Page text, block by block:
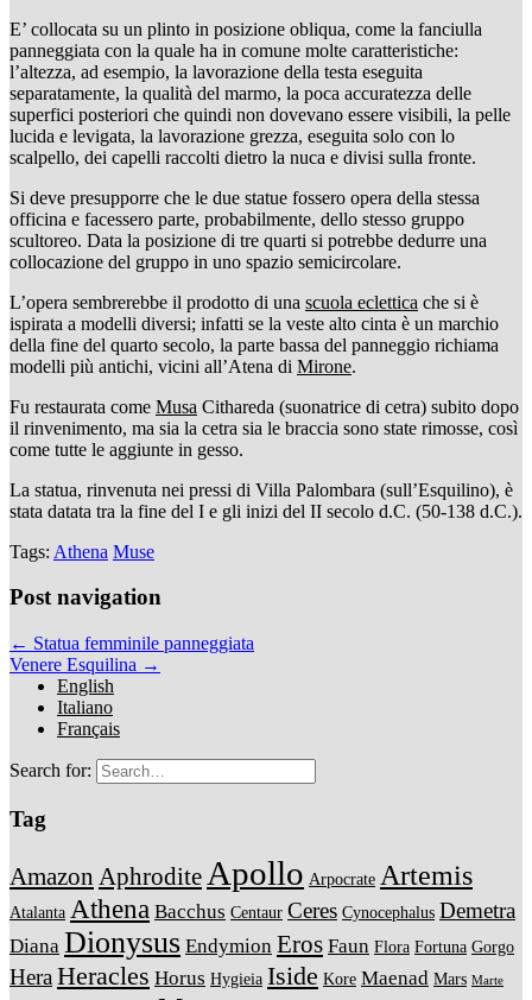
E’ collocata su un plinto in posizione obliqua, come la fanciulla
panneggiata con la quale ha in comune molte caratteristiche:
l’altezza, ad esempio, la lavorazione della testa eseguita
separatamente, la qualità del marmo, la poca accuratezza delle
superfici posteriori che quindi non dovevano essere visibili, la pelle
lucida e levigata, la lavorazione grezza, eseguita solo con lo
scalpello, dei capelli raccolti dietro la nuca e divisi sulla fronte.
Si deve presupporre che le due statue fossero opera della stessa
officina e facessero parte, probabilmente, dello stesso gruppo
scultoreo. Data la posizione di tre quarti si potrebbe dedurre una
collocazione del gruppo in uno spazio semicircolare.
L’opera sembrerebbe il prodotto di una scuola eclettica che si è
ispirata a modelli diversi; infatti se la veste alto cinta è un marchio
della fine del quarto secolo, la parte bassa del panneggio richiama
modelli più antichi, vicini all’Atena di Mirone.
Fu restaurata come Musa Cithareda (suonatrice di cetra) subito dopo
il rinvenimento, ma sia la cetra sia le braccia sono state rimosse, così
come tutte le aggiunte in gesso.
La statua, rinvenuta nei pressi di Villa Palombara (sull’Esquilino), è
stata datata tra la fine del I e gli inizi del II secolo d.C. (50-138 d.C.).
Tags: Athena Muse
Post navigation
← Statua femminile panneggiata
Venere Esquilina →
English
Italiano
Français
Search for:
Tag
Amazon AphroditeApollo Arpocrate Artemis
Atalanta Athena Bacchus Centaur Ceres Cynocephalus Demetra
Diana Dionysus Endymion Eros Faun Flora Fortuna Gorgo
HeraHeracles Horus Hygieia Iside Kore Maenad Mars Marte